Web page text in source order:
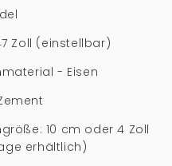
Zoll (einstellbar)
- Eisen
10 cm oder 4 Zoll
erhältlich)